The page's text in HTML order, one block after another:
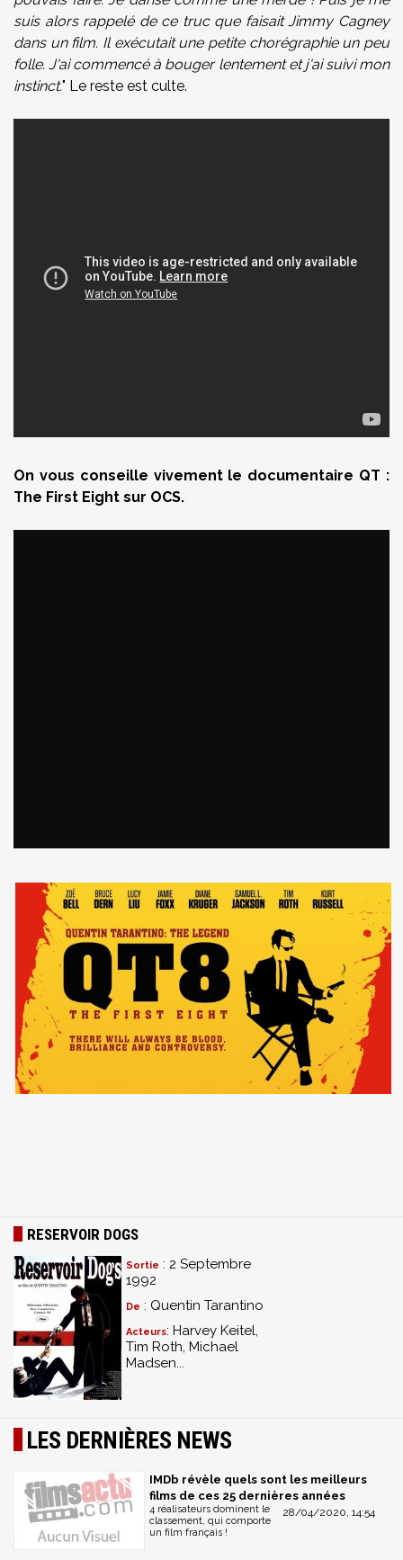
suis alors rappelé de ce truc que faisait Jimmy Cagney
dans un film. Il exécutait une petite chorégraphie un peu
folle. J'ai commencé à bouger lentement et j'ai suivi mon
instinct." Le reste est culte.
On vous conseille vivement le documentaire QT :
The First Eight sur OCS.
RESERVOIR DOGS
Sortie : 2 Septembre
1992
De : Quentin Tarantino
Acteurs: Harvey Keitel,
Tim Roth, Michael
Madsen...
LES DERNIÈRES NEWS
IMDb révèle quels sont les meilleurs
films de ces 25 dernières années
28/04/2020, 14:54
4 réalisateurs dominent le
classement, qui comporte
un film français !